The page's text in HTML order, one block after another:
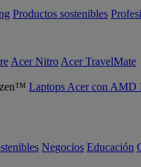
Productos sostenibles
Acer Nitro Acer TravelMate
Laptops Acer con
Negocios Educación